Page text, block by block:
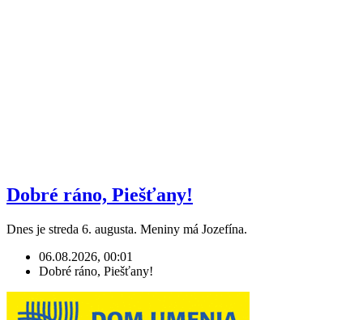
Dobré ráno, Piešťany!
Dnes je streda 6. augusta. Meniny má Jozefína.
06.08.2026, 00:01
Dobré ráno, Piešťany!